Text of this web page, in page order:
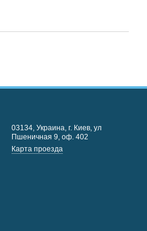
03134, Украина, г. Киев, ул
Пшеничная 9, оф. 402
Карта проезда